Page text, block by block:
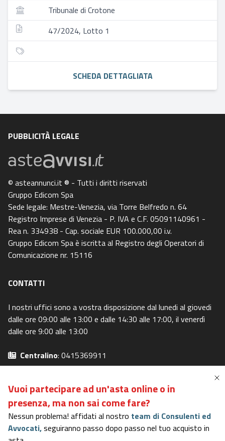
Tribunale di Crotone
47/2024, Lotto 1
SCHEDA DETTAGLIATA
PUBBLICITÀ LEGALE
© asteannunci.it ® - Tutti i diritti riservati
Gruppo Edicom Spa
Sede legale: Mestre-Venezia, via Torre Belfredo n. 64
Registro Imprese di Venezia - P. IVA e C.F. 05091140961 -
Rea n. 334938 - Cap. sociale EUR 100.000,00 i.v.
Gruppo Edicom Spa è iscritta al Registro degli Operatori di
Comunicazione nr. 15116
CONTATTI
I nostri uffici sono a vostra disposizione dal lunedi al giovedi
dalle ore 09:00 alle 13:00 e dalle 14:30 alle 17:00, il venerdì
dalle ore 9:00 alle 13:00
Centralino: 0415369911
Email: info@asteavvisi.it
Privacy Policy
Cookie Policy
Preferenze Privacy
I miei diritti
Portale in possesso dei requisiti del DM 31/10/2006
Vuoi partecipare ad un'asta online o in
presenza,ma non sai come fare?
Nessun problema! affidati al nostro team di Consulenti ed
Avvocati,seguiranno passo dopo passo nel tuo acquisto in